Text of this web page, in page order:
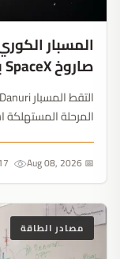
صاروخ SpaceX بسطح القمر
📅 Aug 08, 2026
مصادر الطاقة